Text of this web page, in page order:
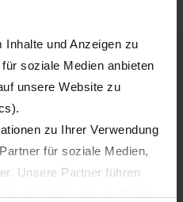
und Anzeigen zu
soziale Medien anbieten
unsere Website zu
zu Ihrer Verwendung
für soziale Medien,
Unsere Partner führen